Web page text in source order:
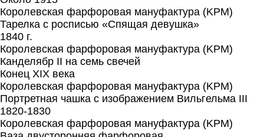
Королевская фарфоровая мануфактура (KPM)
Тарелка с росписью «Спящая девушка»
1840 г.
Королевская фарфоровая мануфактура (KPM)
Канделябр II на семь свечей
Конец XIX века
Королевская фарфоровая мануфактура (KPM)
Портретная чашка с изображением Вильгельма III
1820-1830
Королевская фарфоровая мануфактура (KPM)